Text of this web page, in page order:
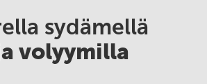
sydämellä
volyymilla